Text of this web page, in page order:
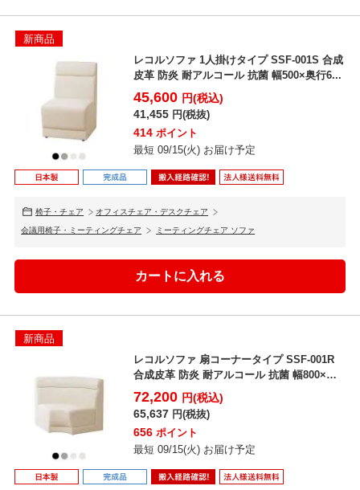
新商品
レコルソファ 1人掛けタイプ SSF-001S 合成
皮革 防炎 耐アルコール 抗菌 幅500×奥行6...
45,600 円(税込)
41,455 円(税抜)
414 ポイント
最短 09/15(火) お届け予定
椅子・チェア オフィスチェア・デスクチェア
会議用椅子・ミーティングチェア ミーティングチェア ソファ
新商品
レコルソファ 扇コーナータイプ SSF-001R
合成皮革 防炎 耐アルコール 抗菌 幅800×奥
行...
72,200 円(税込)
65,637 円(税抜)
656 ポイント
最短 09/15(火) お届け予定